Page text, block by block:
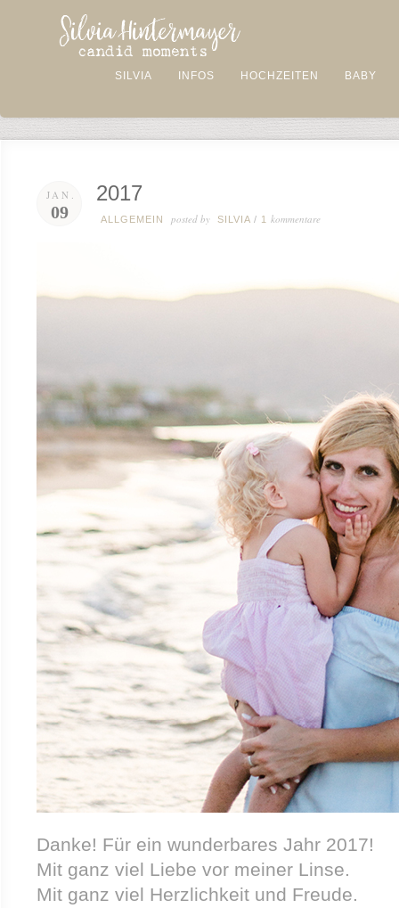
SILVIA INFOS HOCHZEITEN BABY
JAN.
09
2017
ALLGEMEIN posted by SILVIA / 1 kommentare
Danke! Für ein wunderbares Jahr 2017!
Mit ganz viel Liebe vor meiner Linse.
Mit ganz viel Herzlichkeit und Freude.